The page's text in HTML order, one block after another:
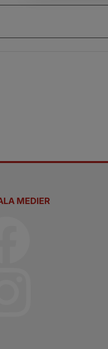
MEDIER